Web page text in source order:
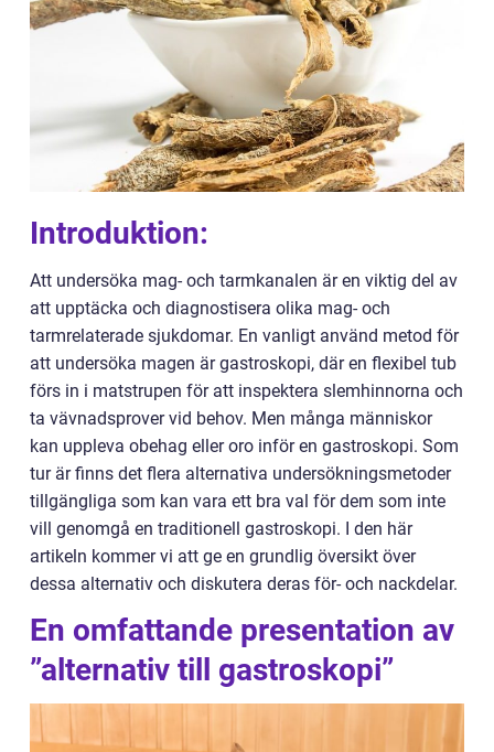
Introduktion:
Att undersöka mag- och tarmkanalen är en viktig del av
att upptäcka och diagnostisera olika mag- och
tarmrelaterade sjukdomar. En vanligt använd metod för
att undersöka magen är gastroskopi, där en flexibel tub
förs in i matstrupen för att inspektera slemhinnorna och
ta vävnadsprover vid behov. Men många människor
kan uppleva obehag eller oro inför en gastroskopi. Som
tur är finns det flera alternativa undersökningsmetoder
tillgängliga som kan vara ett bra val för dem som inte
vill genomgå en traditionell gastroskopi. I den här
artikeln kommer vi att ge en grundlig översikt över
dessa alternativ och diskutera deras för- och nackdelar.
En omfattande presentation av
”alternativ till gastroskopi”